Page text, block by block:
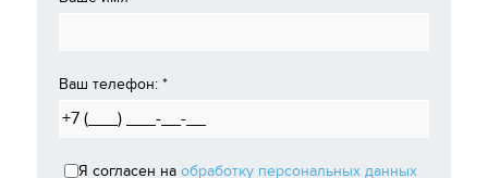
Ваш телефон: *
Я согласен на обработку персональных данных